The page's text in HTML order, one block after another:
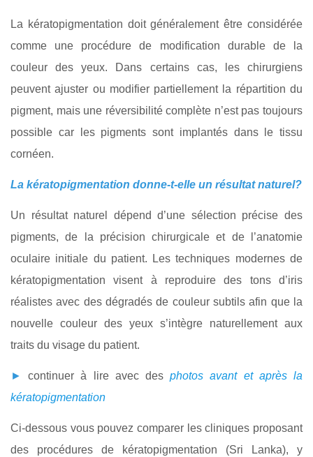
La kératopigmentation doit généralement être considérée
comme une procédure de modification durable de la
couleur des yeux. Dans certains cas, les chirurgiens
peuvent ajuster ou modifier partiellement la répartition du
pigment, mais une réversibilité complète n’est pas toujours
possible car les pigments sont implantés dans le tissu
cornéen.
La kératopigmentation donne-t-elle un résultat naturel?
Un résultat naturel dépend d’une sélection précise des
pigments, de la précision chirurgicale et de l’anatomie
oculaire initiale du patient. Les techniques modernes de
kératopigmentation visent à reproduire des tons d’iris
réalistes avec des dégradés de couleur subtils afin que la
nouvelle couleur des yeux s’intègre naturellement aux
traits du visage du patient.
► continuer à lire avec desphotos avant et après la
kératopigmentation
Ci-dessous vous pouvez comparer les cliniques proposant
des procédures de kératopigmentation (Sri Lanka), y